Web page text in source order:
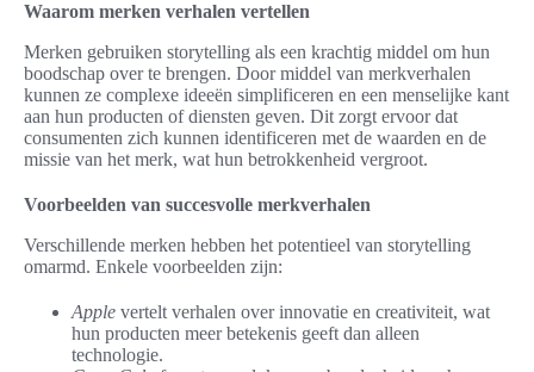
Waarom merken verhalen vertellen
Merken gebruiken storytelling als een krachtig middel om hun
boodschap over te brengen. Door middel van merkverhalen
kunnen ze complexe ideeën simplificeren en een menselijke kant
aan hun producten of diensten geven. Dit zorgt ervoor dat
consumenten zich kunnen identificeren met de waarden en de
missie van het merk, wat hun betrokkenheid vergroot.
Voorbeelden van succesvolle merkverhalen
Verschillende merken hebben het potentieel van storytelling
omarmd. Enkele voorbeelden zijn:
Apple vertelt verhalen over innovatie en creativiteit, wat
hun producten meer betekenis geeft dan alleen
technologie.